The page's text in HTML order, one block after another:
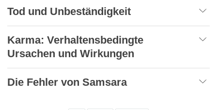
Tod und Unbeständigkeit
Karma: Verhaltensbedingte
Ursachen und Wirkungen
Die Fehler von Samsara